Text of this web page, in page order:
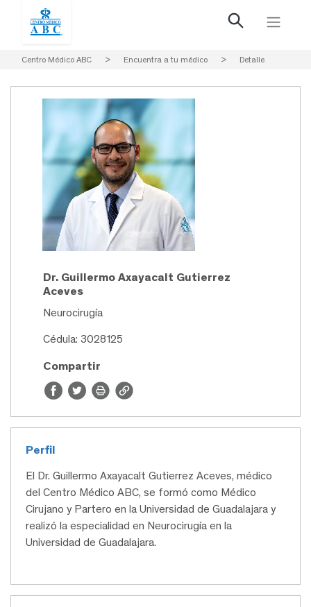
Centro Médico ABC > Encuentra a tu médico > Detalle
Dr. Guillermo Axayacalt Gutierrez
Aceves
Neurocirugía
Cédula: 3028125
Compartir
Perfil
El Dr. Guillermo Axayacalt Gutierrez Aceves, médico
del Centro Médico ABC, se formó como Médico
Cirujano y Partero en la Universidad de Guadalajara y
realizó la especialidad en Neurocirugía en la
Universidad de Guadalajara.